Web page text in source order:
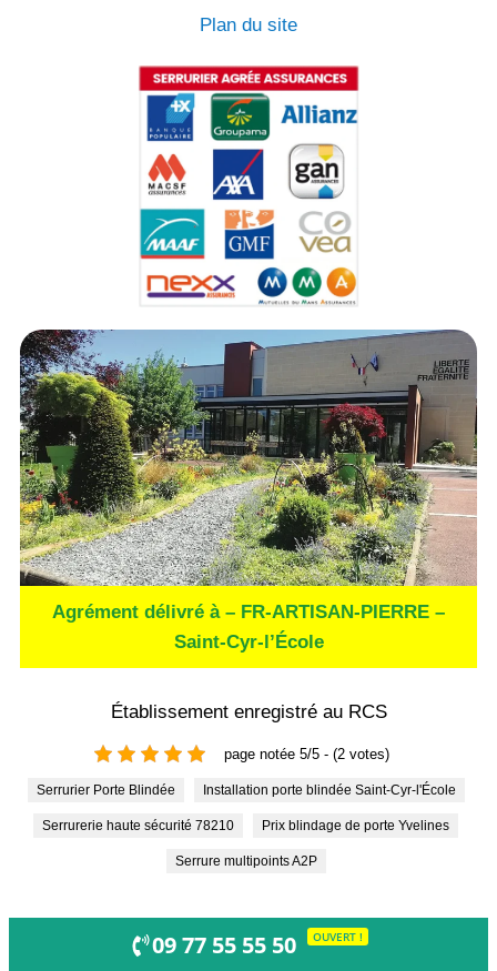
Plan du site
Agrément délivré à – FR-ARTISAN-PIERRE –
Saint-Cyr-l’École
Établissement enregistré au RCS
page notée 5/5 - (2 votes)
Serrurier Porte Blindée Installation porte blindée Saint-Cyr-l'École
Serrurerie haute sécurité 78210 Prix blindage de porte Yvelines
Serrure multipoints A2P
09 77 55 55 50 OUVERT !